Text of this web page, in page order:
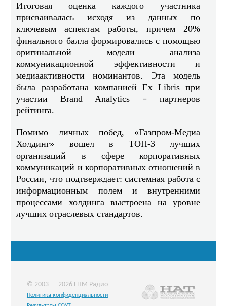
Итоговая оценка каждого участника
присваивалась исходя из данных по
ключевым аспектам работы, причем 20%
финального балла формировались с помощью
оригинальной модели анализа
коммуникационной эффективности и
медиаактивности номинантов. Эта модель
была разработана компанией Ex Libris при
участии Brand Analytics
–
партнеров
рейтинга.
Помимо личных побед, «Газпром-Медиа
Холдинг» вошел в ТОП-3 лучших
организаций в сфере корпоративных
коммуникаций и корпоративных отношений в
России, что подтверждает: системная работа с
информационным полем и внутренними
процессами холдинга выстроена на уровне
лучших отраслевых стандартов.
© 2003 — 2026 ГПМ Радио
Политика конфиденциальности